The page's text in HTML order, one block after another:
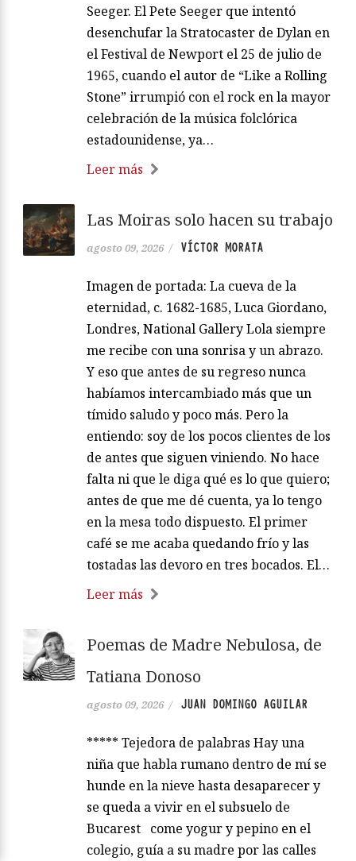
Seeger. El Pete Seeger que intentó
desenchufar la Stratocaster de Dylan en
el Festival de Newport el 25 de julio de
1965, cuando el autor de “Like a Rolling
Stone” irrumpió con el rock en la mayor
celebración de la música folclórica
estadounidense, ya…
Leer más
Las Moiras solo hacen su trabajo
agosto 09, 2026 / VÍCTOR MORATA
Imagen de portada: La cueva de la
eternidad, c. 1682-1685, Luca Giordano,
Londres, National Gallery Lola siempre
me recibe con una sonrisa y un abrazo.
Y eso que antes de su regreso nunca
habíamos intercambiado más que un
tímido saludo y poco más. Pero la
entiendo: soy de los pocos clientes de los
de antes que siguen viniendo. No hace
falta ni que le diga qué es lo que quiero;
antes de que me dé cuenta, ya lo tengo
en la mesa todo dispuesto. El primer
café se me acaba quedando frío y las
tostadas las devoro en tres bocados. El…
Leer más
Poemas de Madre Nebulosa, de
Tatiana Donoso
agosto 09, 2026 / JUAN DOMINGO AGUILAR
***** Tejedora de palabras Hay una
niña que habla rumano dentro de mí se
hunde en la nieve hasta desaparecer y
se queda a vivir en el subsuelo de
Bucarest come yogur y pepino en el
colegio, guía a su madre por las calles